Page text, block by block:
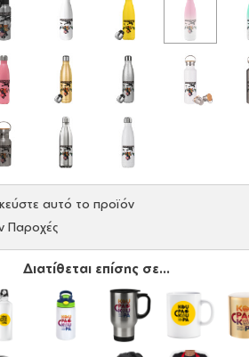
αυτό το προϊόν
Παροχές
Διατίθεται επίσης σε...